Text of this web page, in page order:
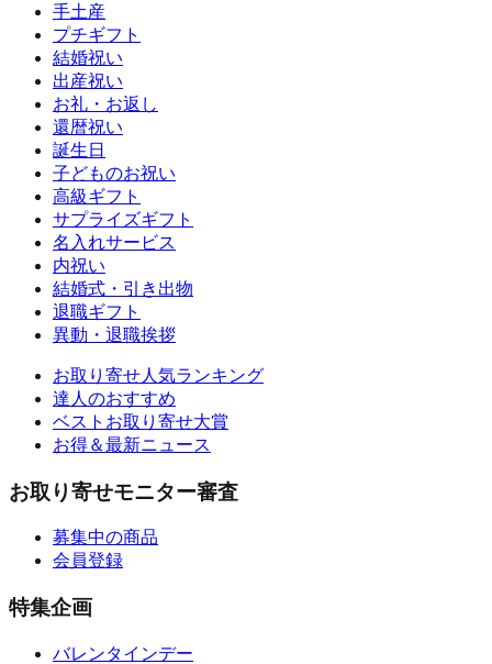
手土産
プチギフト
結婚祝い
出産祝い
お礼・お返し
還暦祝い
誕生日
子どものお祝い
高級ギフト
サプライズギフト
名入れサービス
内祝い
結婚式・引き出物
退職ギフト
異動・退職挨拶
お取り寄せ人気ランキング
達人のおすすめ
ベストお取り寄せ大賞
お得＆最新ニュース
お取り寄せモニター審査
募集中の商品
会員登録
特集企画
バレンタインデー